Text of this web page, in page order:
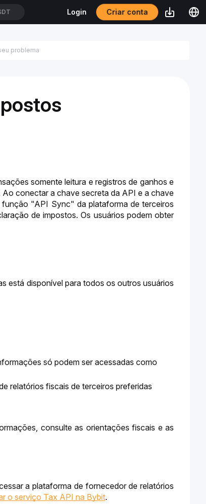
Login Criar conta
somente leitura e registros de ganhos e
conectar a chave secreta da API e a chave
"API Sync" da plataforma de terceiros
de impostos. Os usuários podem obter
está disponível para todos os outros usuários
só podem ser acessadas como
relatórios fiscais de terceiros preferidas
consulte as orientações fiscais e as
a plataforma de fornecedor de relatórios
o serviço Tax API na Bybit.